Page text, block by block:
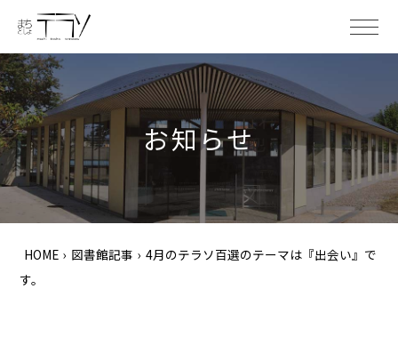
お知らせ
HOME › 図書館記事 › 4月のテラソ百選のテーマは『出会い』で
す。